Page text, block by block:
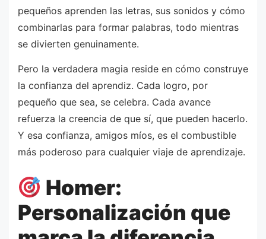
pequeños aprenden las letras, sus sonidos y cómo
combinarlas para formar palabras, todo mientras
se divierten genuinamente.
Pero la verdadera magia reside en cómo construye
la confianza del aprendiz. Cada logro, por
pequeño que sea, se celebra. Cada avance
refuerza la creencia de que sí, que pueden hacerlo.
Y esa confianza, amigos míos, es el combustible
más poderoso para cualquier viaje de aprendizaje.
Homer:
Personalización que